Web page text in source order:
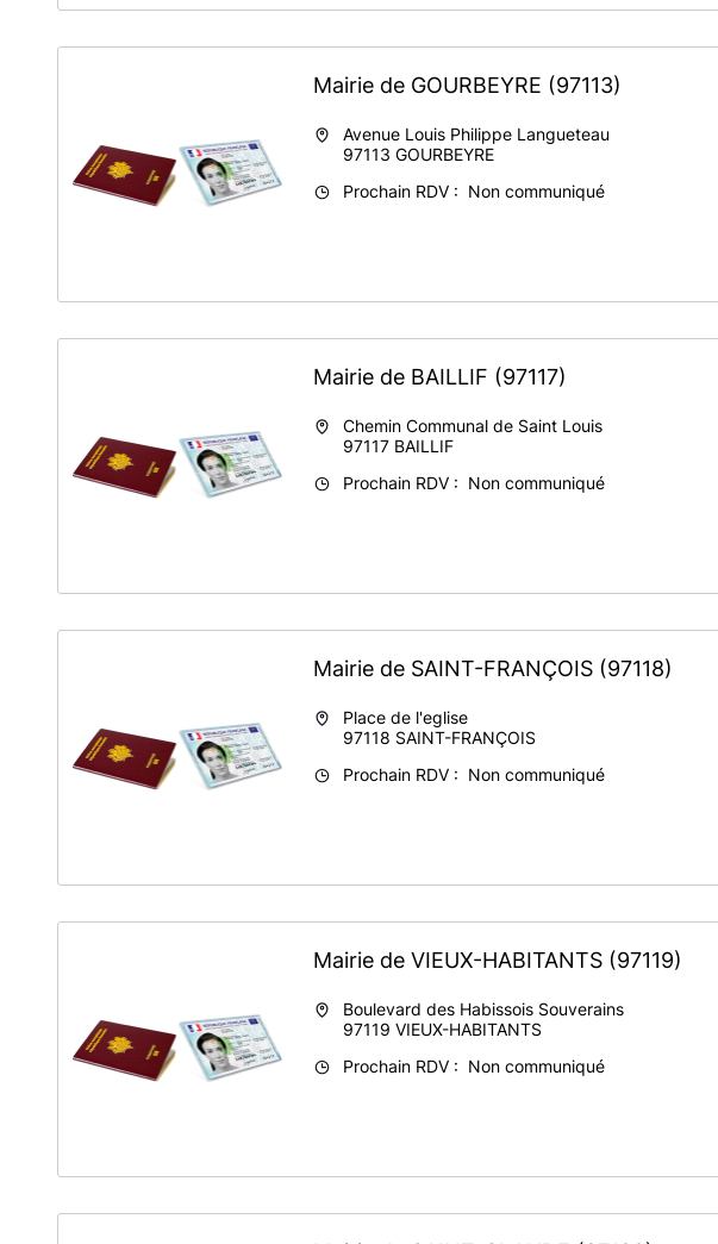
Mairie de GOURBEYRE (97113)
Avenue Louis Philippe Langueteau
97113 GOURBEYRE
Prochain RDV : Non communiqué
Mairie de BAILLIF (97117)
Chemin Communal de Saint Louis
97117 BAILLIF
Prochain RDV : Non communiqué
Mairie de SAINT-FRANÇOIS (97118)
Place de l'eglise
97118 SAINT-FRANÇOIS
Prochain RDV : Non communiqué
Mairie de VIEUX-HABITANTS (97119)
Boulevard des Habissois Souverains
97119 VIEUX-HABITANTS
Prochain RDV : Non communiqué